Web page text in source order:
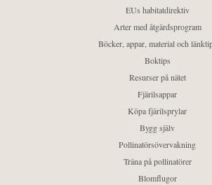
EUs habitatdirektiv
Arter med åtgärdsprogram
Böcker, appar, material och
Boktips
Resurser på nätet
Fjärilsappar
Köpa fjärilsprylar
Bygg själv
Pollinatörsövervakning
Träna på pollinatörer
Blomflugor